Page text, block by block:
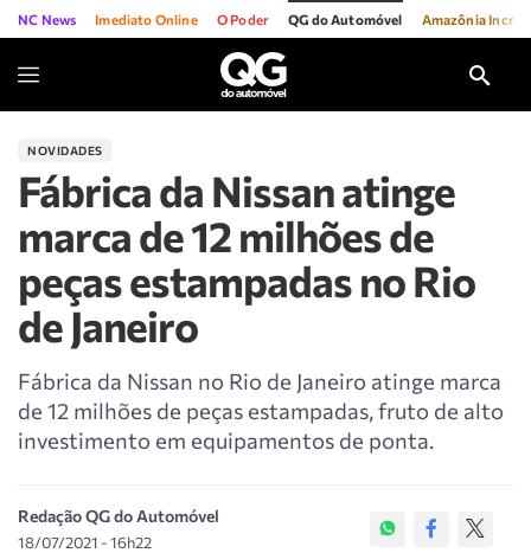
NC News Imediato Online O Poder QG do Automóvel Amazônia
NOVIDADES
Fábrica da Nissan atinge
marca de 12 milhões de
peças estampadas no Rio
de Janeiro
Fábrica da Nissan no Rio de Janeiro atinge marca
de 12 milhões de peças estampadas, fruto de alto
investimento em equipamentos de ponta.
Redação QG do Automóvel
18/07/2021 - 16h22